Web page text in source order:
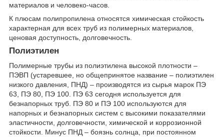
материалов и человеко-часов.
К плюсам полипропилена относятся химическая стойкость
характерная для всех труб из полимерных материалов,
ценовая доступность, долговечность.
Полиэтилен
Полимерные трубы из полиэтилена высокой плотности –
ПЭВП (устаревшее, но общепринятое название – полиэтилен
низкого давления, ПНД) – производятся из сырья марок ПЭ
63, ПЭ 80, ПЭ 100. ПЭ 63 сегодня используется для
безнапорных труб. ПЭ 80 и ПЭ 100 используются для
напорных и безнапорных систем с высокими показателями
эластичности, долговечности, химической и коррозионной
стойкости. Минус ПНД – боязнь солнца, при постоянном